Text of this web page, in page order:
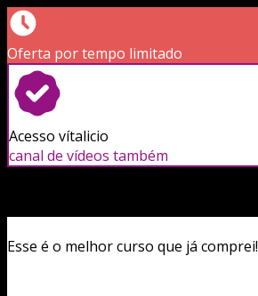
Oferta por tempo limitado
Acesso vítalicio
canal de vídeos também
Esse é o melhor curso que já comprei!